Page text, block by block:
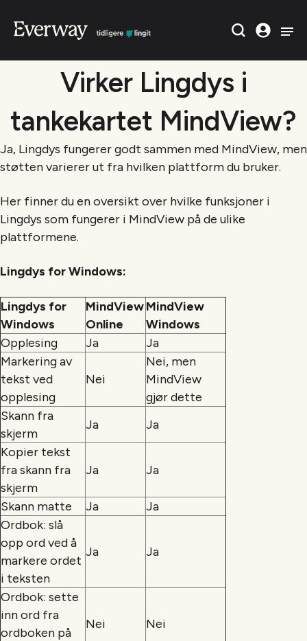
Virker Lingdys i
tankekartet MindView?
Ja, Lingdys fungerer godt sammen med MindView, men
støtten varierer ut fra hvilken plattform du bruker.
Her finner du en oversikt over hvilke funksjoner i
Lingdys som fungerer i MindView på de ulike
plattformene.
Lingdys for Windows:
Lingdys for
Windows
MindView
Online
MindView
Windows
Opplesing
Ja
Ja
Markering av
tekst ved
opplesing
Nei
Nei, men
MindView
gjør dette
Skann fra
skjerm
Ja
Ja
Kopier tekst
fra skann fra
skjerm
Ja Ja
Skann matte Ja
Ja
Ordbok: slå
opp ord ved å
markere ordet
i teksten
Ja Ja
Ordbok: sette
inn ord fra
ordboken på
Nei Nei